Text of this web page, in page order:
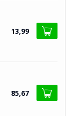
13,99
85,67